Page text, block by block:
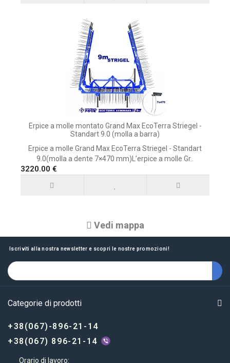
Erpice a molle montato Grand Max EcoTerra Striegel -
Standart 9.0 (molla a barra)
Erpice a molle Grand Max EcoTerra Striegel - Standart
9.0(molla a dente 7×470 mm)L’erpice a molle Gr..
3220.00 €
Vedi mappa
Iscriviti alla nostra newsletter e scopri le nostre promozioni!
Categorie di prodotti
+38(067)-896-21-14
+38(067) 896-21-14
Orario di lavoro: